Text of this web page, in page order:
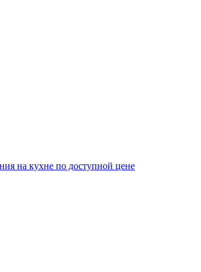
на кухне по доступной цене